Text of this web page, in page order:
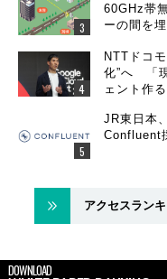
60GHz帯
ーの間を
NTTドコ
化”へ 「
ェント作る
JR東日本
Confluent
アクセスラン
DOWNLOAD